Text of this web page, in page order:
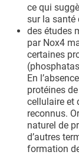
ce qui
sur la santé
des études
par Nox4
certaines
En
protéines
cellulaire et
reconnus.
naturel de
d’autres
formation